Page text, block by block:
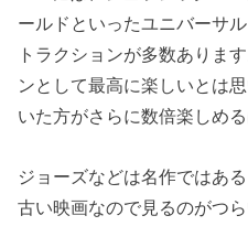
ールドといったユニバーサ
トラクションが多数ありま
ンとして最高に楽しいとは
いた方がさらに数倍楽しめる
ジョーズなどは名作ではあ
古い映画なので見るのがつら